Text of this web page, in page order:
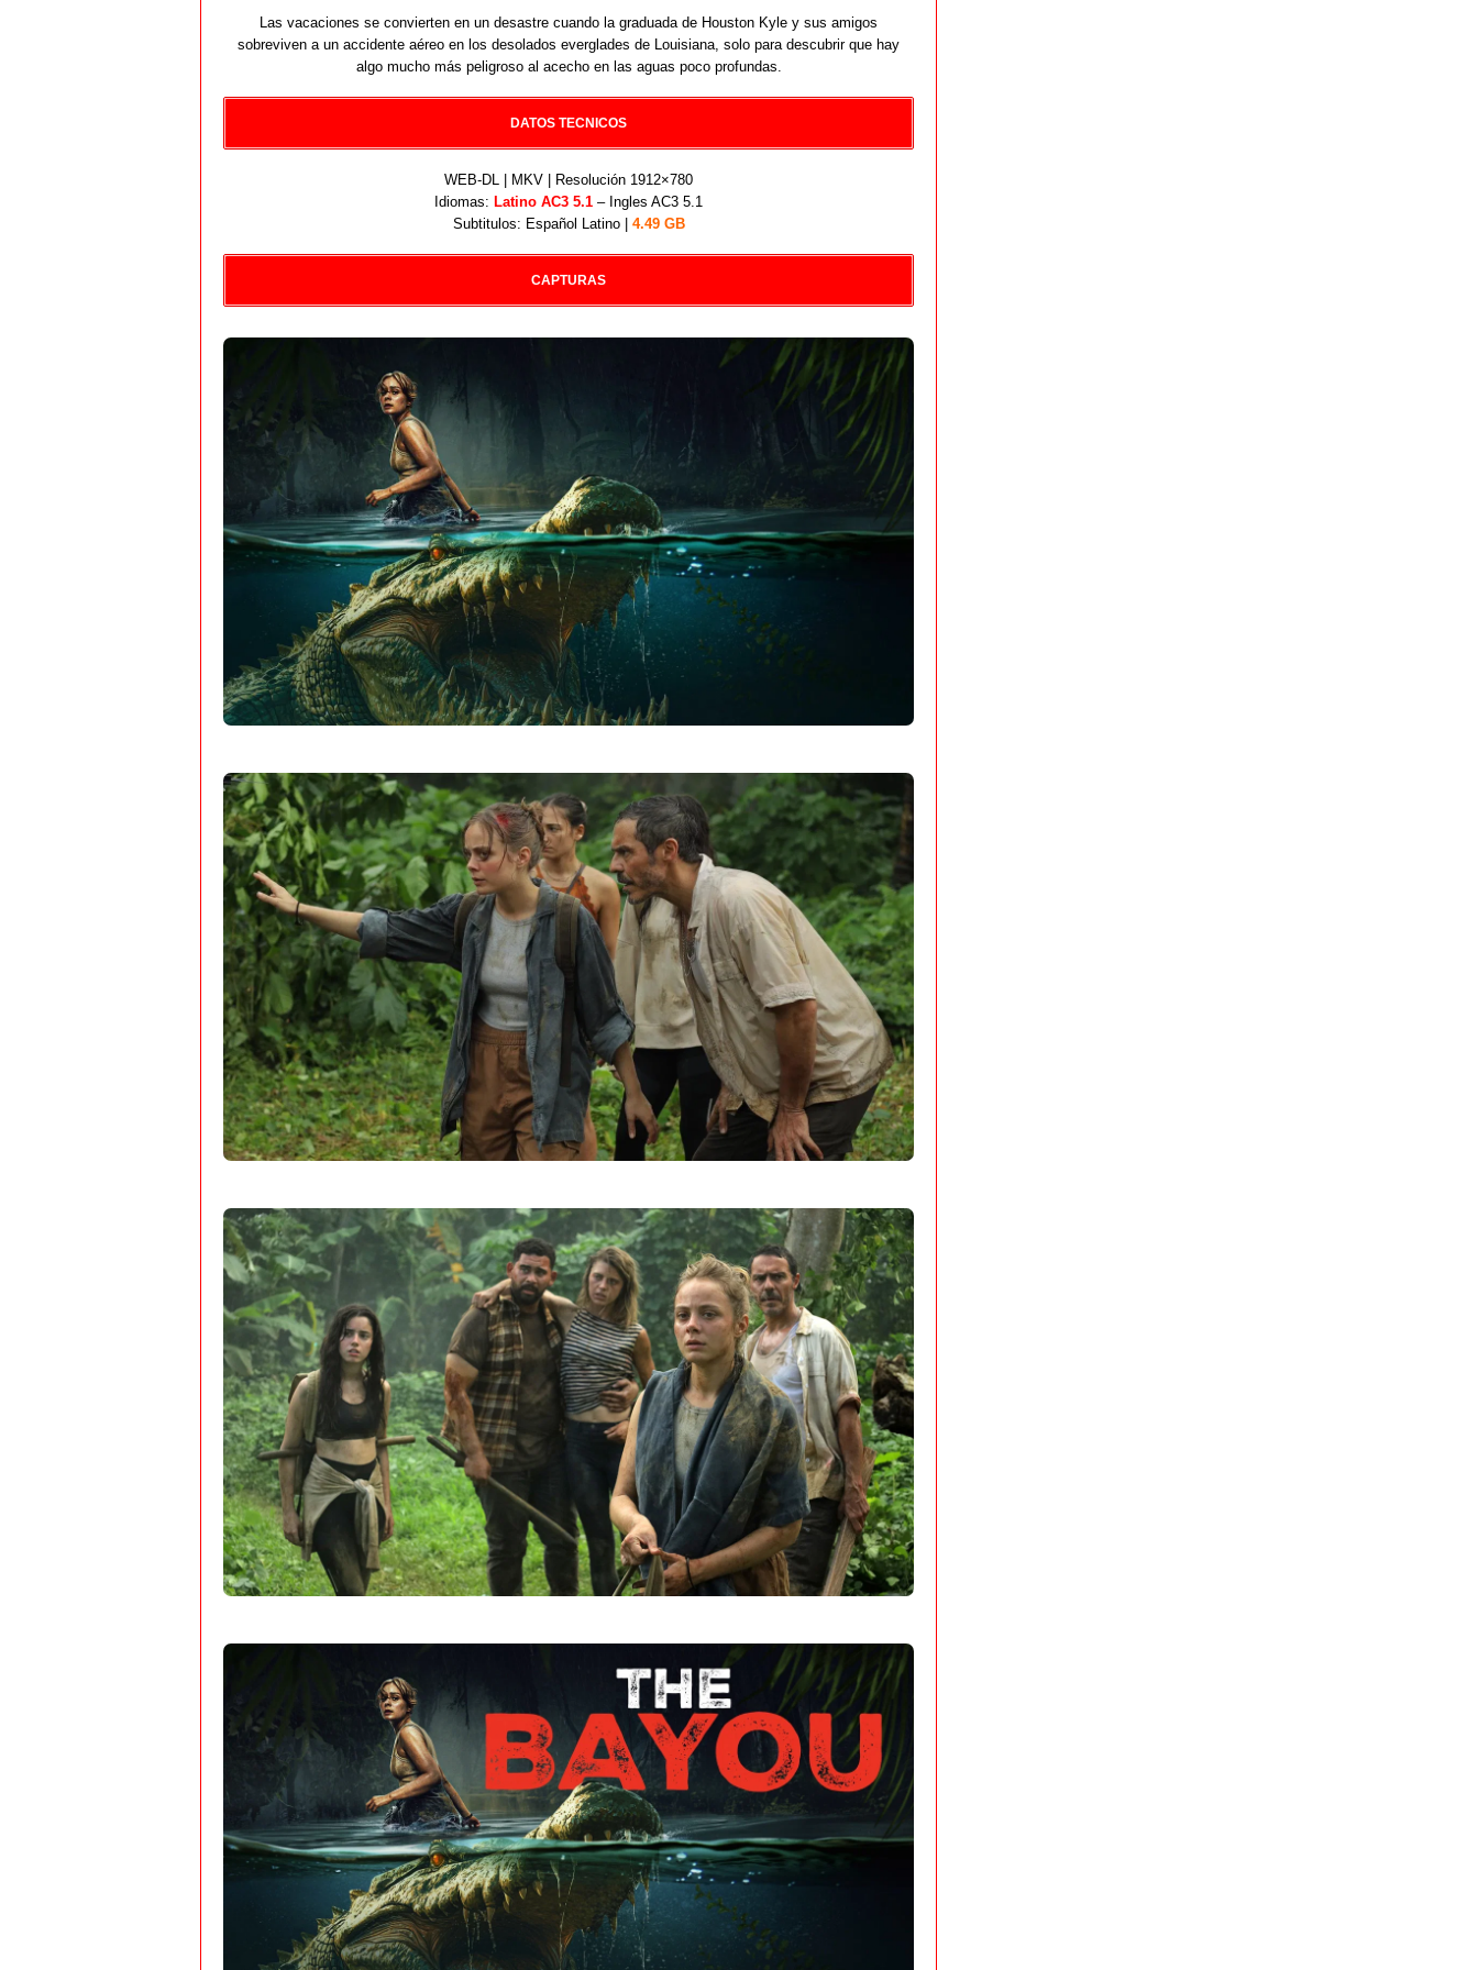
Las vacaciones se convierten en un desastre cuando la graduada de Houston Kyle y sus amigos
sobreviven a un accidente aéreo en los desolados everglades de Louisiana, solo para descubrir que hay
algo mucho más peligroso al acecho en las aguas poco profundas.
DATOS TECNICOS
WEB-DL | MKV | Resolución 1912×780
Idiomas: Latino AC3 5.1 – Ingles AC3 5.1
Subtitulos: Español Latino | 4.49 GB
CAPTURAS